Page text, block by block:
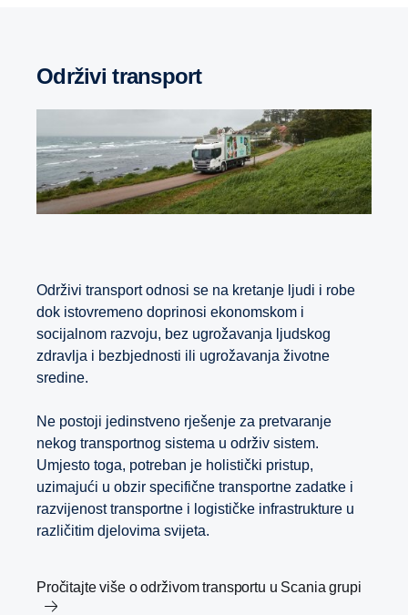
Održivi transport
Održivi transport odnosi se na kretanje ljudi i robe
dok istovremeno doprinosi ekonomskom i
socijalnom razvoju, bez ugrožavanja ljudskog
zdravlja i bezbjednosti ili ugrožavanja životne
sredine.
Ne postoji jedinstveno rješenje za pretvaranje
nekog transportnog sistema u održiv sistem.
Umjesto toga, potreban je holistički pristup,
uzimajući u obzir specifične transportne zadatke i
razvijenost transportne i logističke infrastrukture u
različitim djelovima svijeta.
Pročitajte više o održivom transportu u Scania grupi